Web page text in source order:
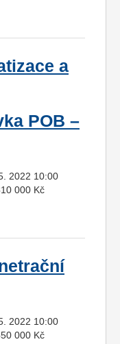
a
POB –
2022 10:00
000 Kč
2022 10:00
000 Kč